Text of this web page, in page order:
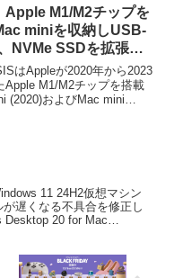
ト「HIDEit Mounts Mac
(HIDEit Mini4)」を新たに
す。
Apple M1/M2チップを
miniを収納しUSB-
NVMe SSDを拡張で
接続のドック
mini M2 Dock &
発表。
はAppleが2020年から2023
Apple M1/M2チップを搭載
(2020)およびMac mini
11 24H2仮想マシン
遅くなる不具合を修正し
Desktop 20 for Mac